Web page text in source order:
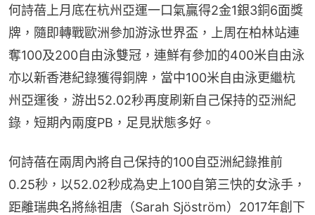
何詩蓓上月底在杭州亞運一口氣贏得2金1銀3銅6面獎
牌，隨即轉戰歐洲參加游泳世界盃，上周在柏林站連
奪100及200自由泳雙冠，連鮮有參加的400米自由泳
亦以新香港紀錄獲得銅牌，當中100米自由泳更繼杭
州亞運後，游出52.02秒再度刷新自己保持的亞洲紀
錄，短期內兩度PB，足見狀態多好。
何詩蓓在兩周內將自己保持的100自亞洲紀錄推前
0.25秒，以52.02秒成為史上100自第三快的女泳手，
距離瑞典名將絲祖唐（Sarah Sjöström）2017年創下